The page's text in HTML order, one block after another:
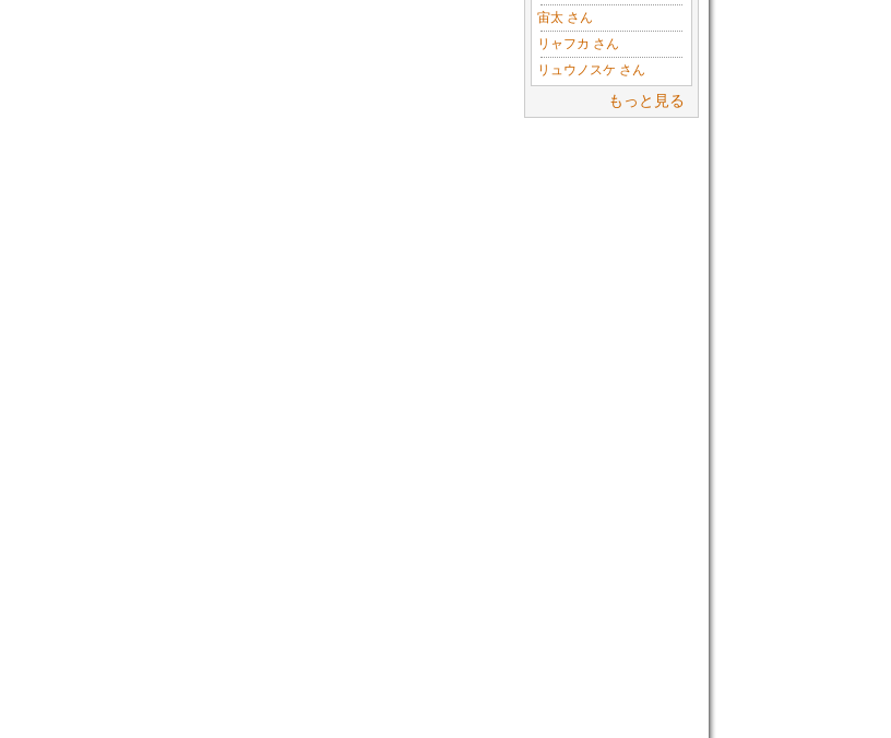
宙太 さん
リャフカ さん
リュウノスケ さん
もっと見る